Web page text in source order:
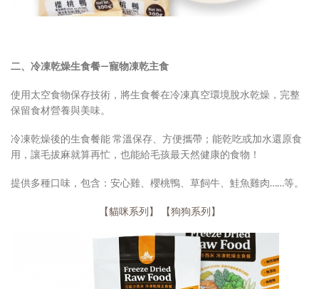
二、冷凍乾燥生食餐—寵物凍乾主食
使用太空食物保存技術，將生食餐在冷凍真空環境脫水乾燥，完整
保留食材營養與美味。
冷凍乾燥後的生食餐能 常溫保存、方便攜帶；能乾吃或加水還原食
用，讓毛拔麻就算再忙，也能給毛孩最天然健康的食物！
提供多種口味，包含：安心雞、櫻桃鴨、草飼牛、鮭魚雞肉……等。
【貓咪系列】 【狗狗系列】